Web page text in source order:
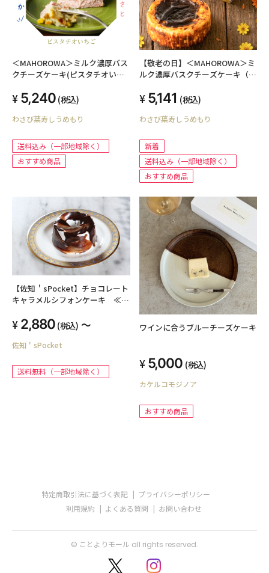
＜MAHOROWA＞ミルク濃厚バス
クチーズケーキ(ピスタチオいち
5,240 (税込)
わさび葉寿しうめもり
送料込み（一部地域除く）
おすすめ商品
【敬老の日】＜MAHOROWA＞ミ
ルク濃厚バスクチーズケーキ（プ
5,141 (税込)
わさび葉寿しうめもり
新着
送料込み（一部地域除く）
おすすめ商品
【佐知＇sPocket】チョコレート
キャラメルシフォンケーキ ≪送
2,880 (税込) ～
佐知＇sPocket
送料無料（一部地域除く）
ワインに合うブルーチーズケーキ
5,000 (税込)
カケルコモジノア
おすすめ商品
特定商取引法に基づく表記
プライバシーポリシー
利用規約
よくある質問 お問い合わせ
© ことよりモール all rights reserved.